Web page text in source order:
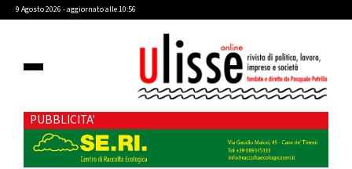
9 Agosto 2026 - aggiornato alle 10:56
PUBBLICITA'